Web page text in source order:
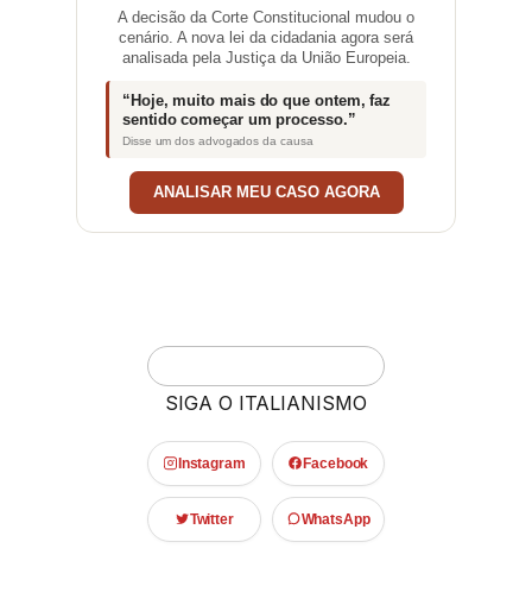
A decisão da Corte Constitucional mudou o
cenário. A nova lei da cidadania agora será
analisada pela Justiça da União Europeia.
“Hoje, muito mais do que ontem, faz
sentido começar um processo.”
Disse um dos advogados da causa
ANALISAR MEU CASO AGORA
SIGA O ITALIANISMO
Instagram Facebook
Twitter WhatsApp